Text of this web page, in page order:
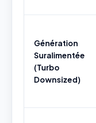
Génération
Suralimentée
(Turbo
Downsized)